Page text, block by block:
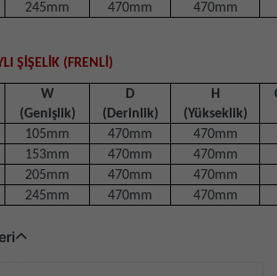
245mm 470mm 470mm
ŞİŞELİK (FRENLİ)
W
(Genişlik)
D
(Derinlik)
H
(Yükseklik)
105mm 470mm
470mm
153mm 470mm
470mm
205mm 470mm
470mm
245mm 470mm 470mm